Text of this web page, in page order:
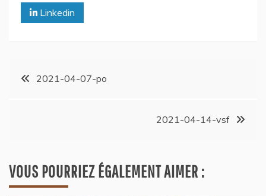
Linkedin
2021-04-07-po
2021-04-14-vsf
VOUS POURRIEZ ÉGALEMENT AIMER :